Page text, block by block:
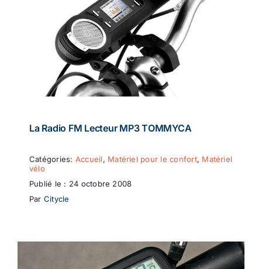
La Radio FM Lecteur MP3 TOMMYCA
Catégories: Accueil, Matériel pour le confort, Matériel
vélo
Publié le : 24 octobre 2008
Par Citycle